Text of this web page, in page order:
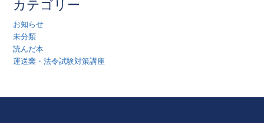
カテゴリー
お知らせ
未分類
読んだ本
運送業・法令試験対策講座